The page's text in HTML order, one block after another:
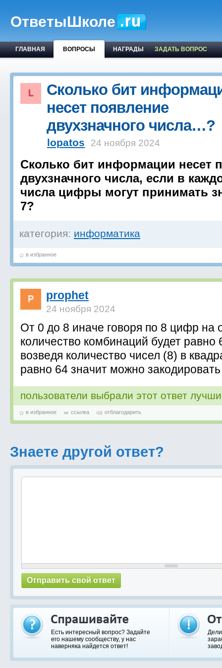
ОтветыШколе
ГЛАВНАЯ ВОПРОСЫ НАГРАДЫ ЗАДАТЬ ВОПРОС
Сколько бит
несет появление
двухзначного числа…?
lopatos 24 ноября 2024
Сколько бит информации несет
двухзначного числа, если в
числа цифры могут принимать
7?
категория: информатика
в избранное
prophet
24 ноября 2024
От 0 до 8 иначе говоря по 8 цифр на
количество комбинаций будет
возведя количество чисел (8) в
равно 64 значит можно
пользователи выбрали этот ответ
в избранное ссылка отблагодарить
Знаете другой ответ?
Есть интересный вопрос? Задайте
его нашему сообществу, у нас
наверняка найдется ответ!